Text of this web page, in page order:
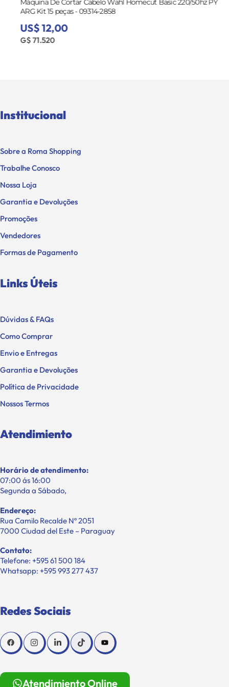
Máquina De Cortar Cabelo Wahl Homecut Basic 220/50hz PY
ARG Kit 15 peças - 09314-2858
US$ 12,00
G$ 71.520
Institucional
Sobre a Roma Shopping
Trabalhe Conosco
Nossa Loja
Garantia e Devoluções
Promoções
Vendedores
Formas de Pagamento
Links Úteis
Dúvidas & FAQs
Como Comprar
Envio e Entregas
Garantia e Devoluções
Política de Privacidade
Nossos Termos
Atendimiento
Horário de atendimento:
07:00 ás 16:00
Segunda a Sábado,
Endereço:
Rua Camilo Recalde Nº 2051
7000 Ciudad del Este – Paraguay
Contato:
Telefone: +595 61 500 184
Whatsapp: +595 993 277 437
Redes Sociais
Atendimiento Online